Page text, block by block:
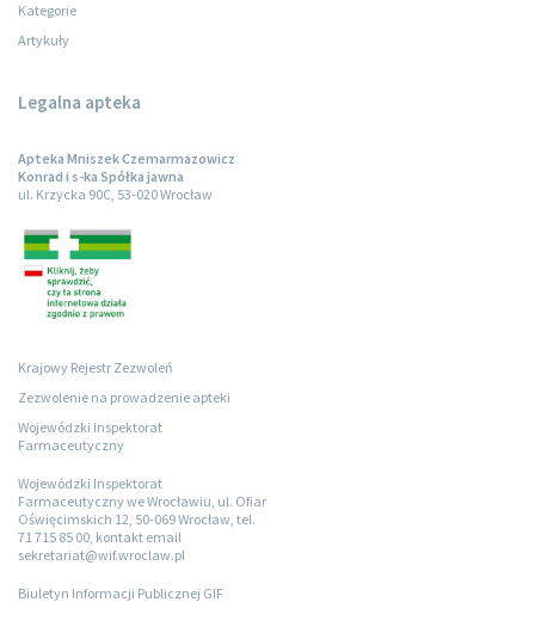
Kategorie
Artykuły
Legalna apteka
Apteka Mniszek Czemarmazowicz
Konrad i s-ka Spółka jawna
ul. Krzycka 90C, 53-020 Wrocław
Krajowy Rejestr Zezwoleń
Zezwolenie na prowadzenie apteki
Wojewódzki Inspektorat
Farmaceutyczny
Wojewódzki Inspektorat
Farmaceutyczny we Wrocławiu, ul. Ofiar
Oświęcimskich 12, 50-069 Wrocław, tel.
71 715 85 00, kontakt email
sekretariat@wif.wroclaw.pl
Biuletyn Informacji Publicznej GIF